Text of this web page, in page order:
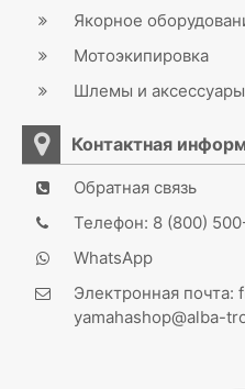
Якорное
Мотоэкипировка
Шлемы и аксессуары
Контактная
Обратная связь
Телефон: 8 (800)
WhatsApp
Электронная почта:
yamahashop@alba-